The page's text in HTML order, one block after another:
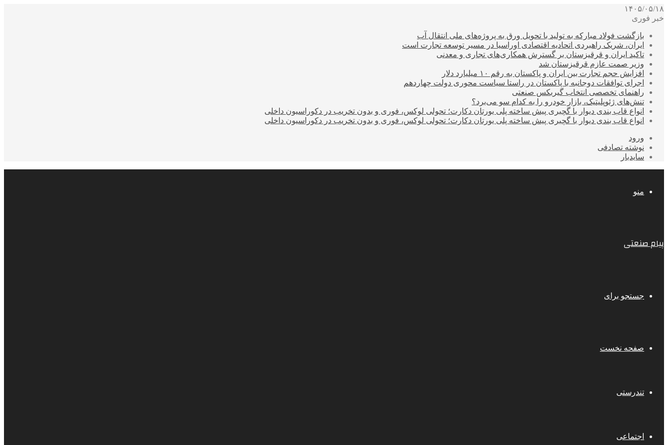
۱۴۰۵/۰۵/۱۸
خبر فوری
بازگشت فولاد مبارکه به تولید با تحویل ورق به پروژه‌های ملی انتقال آب
ایران، شریک راهبردی اتحادیه اقتصادی اوراسیا در مسیر توسعه تجارت است
تاکید ایران و قرقیزستان بر گسترش همکاری‌های تجاری و معدنی
وزیر صمت عازم قرقیزستان شد
افزایش حجم تجارت بین ایران و پاکستان به رقم ۱۰ میلیارد دلار
اجرای توافقات دوجانبه با پاکستان در راستا سیاست محوری دولت چهاردهم
راهنمای تخصصی انتخاب گیربکس صنعتی
تنش‌های ژئوپلیتیک، بازار خودرو را به کدام سو می‌برد؟
انواع قاب بندی دیوار با گچبری پیش ساخته پلی یورتان دکارت؛ تحولی لوکس، فوری و بدون تخریب در دکوراسیون داخلی
انواع قاب بندی دیوار با گچبری پیش ساخته پلی یورتان دکارت؛ تحولی لوکس، فوری و بدون تخریب در دکوراسیون داخلی
ورود
نوشته تصادفی
سایدبار
منو
پیام صنعتی
جستجو برای
صفحه نخست
تندرستی
اجتماعی